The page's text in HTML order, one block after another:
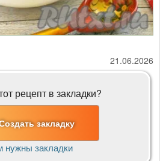
21.06.2026
рецепт в закладки?
закладку
нужны закладки